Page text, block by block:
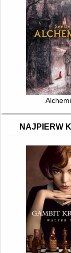
NAJPIERW